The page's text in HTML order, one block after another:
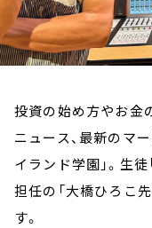
投資の始め方やお金
ニュース、最新のマ
イランド学園」。生徒
担任の「大橋ひろこ
す。